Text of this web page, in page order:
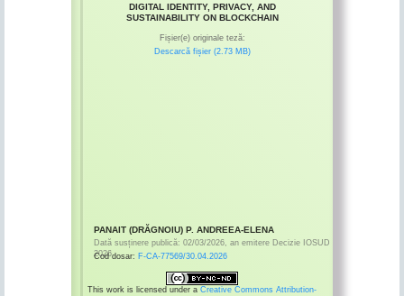
DIGITAL IDENTITY, PRIVACY, AND
SUSTAINABILITY ON BLOCKCHAIN
Fișier(e) originale teză:
Descarcă fișier (2.73 MB)
PANAIT (DRĂGNOIU) P. ANDREEA-ELENA
Dată susținere publică: 02/03/2026 an emitere Decizie IOSUD
2026
Cod dosar: F-CA-77569/30.04.2026
This work is licensed under a Creative Commons Attribution-